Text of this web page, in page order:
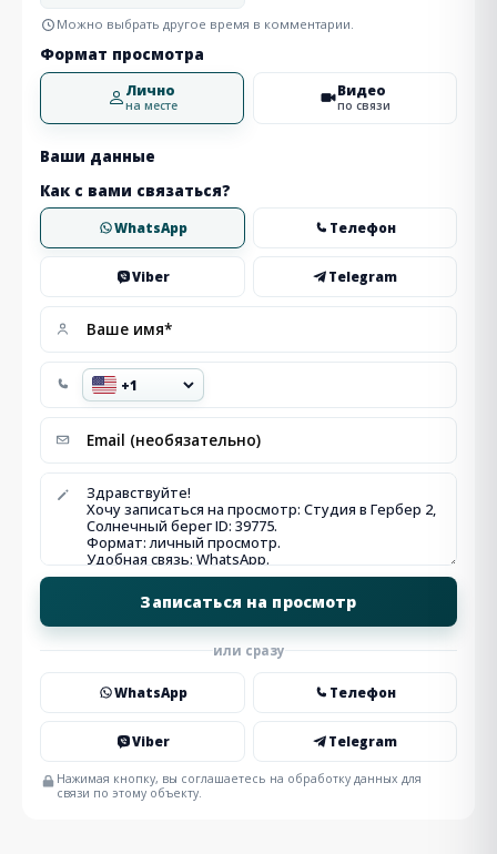
Можно выбрать другое время в комментарии.
Формат просмотра
Лично
на месте
Видео
по связи
Ваши данные
Как с вами связаться?
WhatsApp Телефон
Viber Telegram
или сразу
WhatsApp Телефон
Viber Telegram
Нажимая кнопку, вы соглашаетесь на обработку данных для
связи по этому объекту.